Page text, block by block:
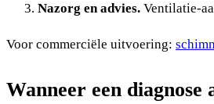
Nazorg en advies. Ventilatie-
Voor commerciële uitvoering:
Wanneer een diagnose